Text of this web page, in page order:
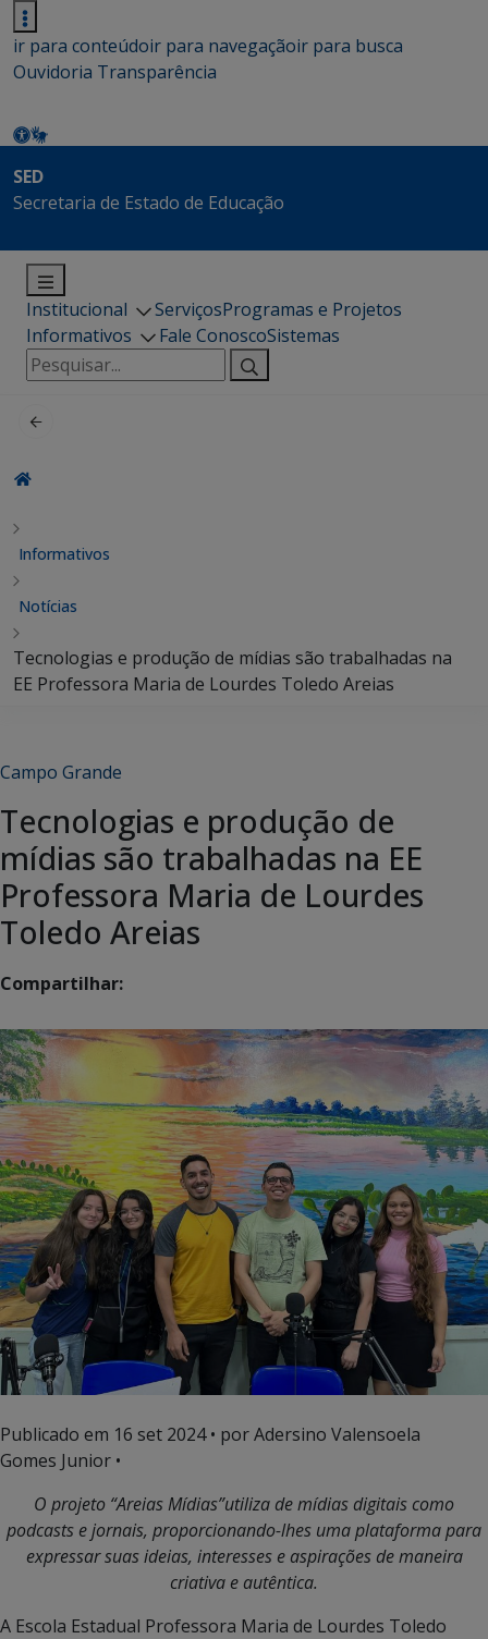
ir para conteúdoir para navegaçãoir para busca
Ouvidoria Transparência
SED
Secretaria de Estado de Educação
Institucional ServiçosProgramas e Projetos
Informativos
Fale ConoscoSistemas
Pesquisar
por:
Informativos
Notícias
Tecnologias e produção de mídias são trabalhadas na
EE Professora Maria de Lourdes Toledo Areias
Campo Grande
Tecnologias e produção de
mídias são trabalhadas na EE
Professora Maria de Lourdes
Toledo Areias
Compartilhar:
Publicado em 16 set 2024• por Adersino Valensoela
Gomes Junior •
O projeto “Areias Mídias”utiliza de mídias digitais como
podcasts e jornais, proporcionando-lhes uma plataforma para
expressar suas ideias, interesses e aspirações de maneira
criativa e autêntica.
A Escola Estadual Professora Maria de Lourdes Toledo